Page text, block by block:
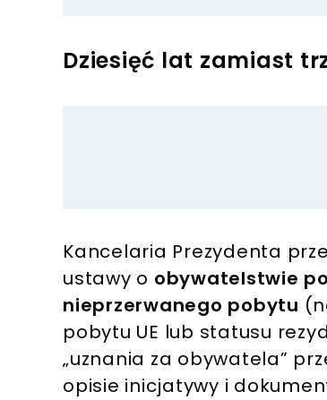
Dziesięć lat zamiast
Kancelaria Prezydenta
ustawy o obywatelstwie
nieprzerwanego pobytu
pobytu UE lub statusu
„uznania za obywatela”
opisie inicjatywy i